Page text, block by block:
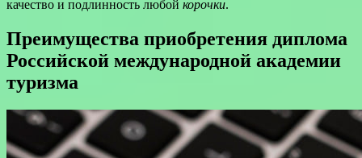
качество и подлинность любой корочки.
Преимущества приобретения диплома
Российской международной академии
туризма